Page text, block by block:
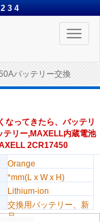
2 3 4
Toggle
バッテリー交換
なってきたら、バッテリ
リー,MAXELL内蔵電池
2CR17450
Orange
*mm(L x W x H)
Lithium-ion
交換用バッテリー、新
品